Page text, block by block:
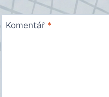
Komentář *